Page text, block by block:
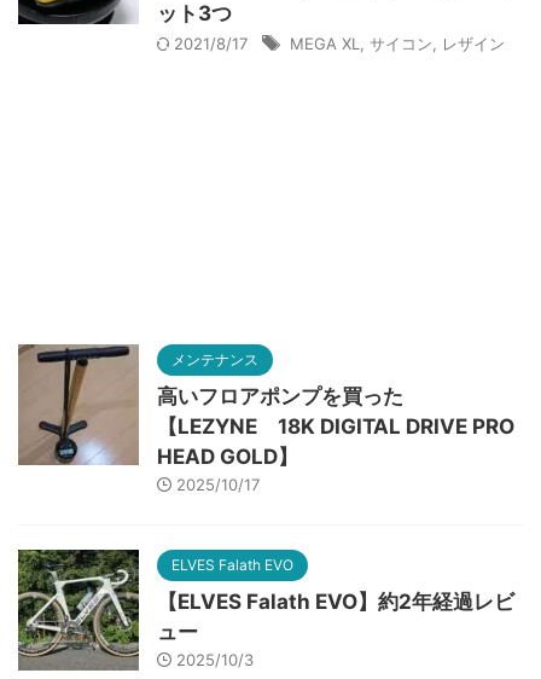
ット3つ
2021/8/17 MEGA XL サイコン レザイン
メンテナンス
高いフロアポンプを買った
【LEZYNE 18K DIGITAL DRIVE PRO
HEAD GOLD】
2025/10/17
ELVES Falath EVO
【ELVES Falath EVO】約2年経過レビ
ュー
2025/10/3